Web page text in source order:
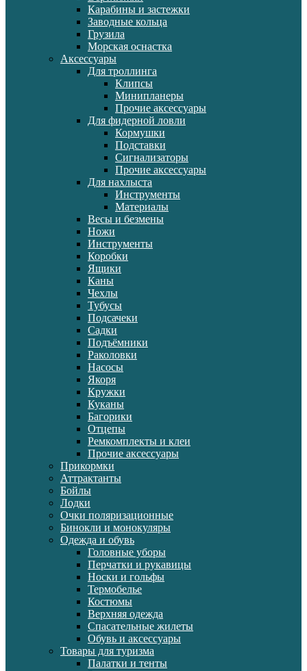
Карабины и застежки
Заводные кольца
Грузила
Морская оснастка
Аксессуары
Для троллинга
Клипсы
Минипланеры
Прочие аксессуары
Для фидерной ловли
Кормушки
Подставки
Сигнализаторы
Прочие аксессуары
Для нахлыста
Инструменты
Материалы
Весы и безмены
Ножи
Инструменты
Коробки
Ящики
Каны
Чехлы
Тубусы
Подсачеки
Садки
Подъёмники
Раколовки
Насосы
Якоря
Кружки
Куканы
Багорики
Отцепы
Ремкомплекты и клеи
Прочие аксессуары
Прикормки
Аттрактанты
Бойлы
Лодки
Очки поляризационные
Бинокли и монокуляры
Одежда и обувь
Головные уборы
Перчатки и рукавицы
Носки и гольфы
Термобелье
Костюмы
Верхняя одежда
Спасательные жилеты
Обувь и аксессуары
Товары для туризма
Палатки и тенты